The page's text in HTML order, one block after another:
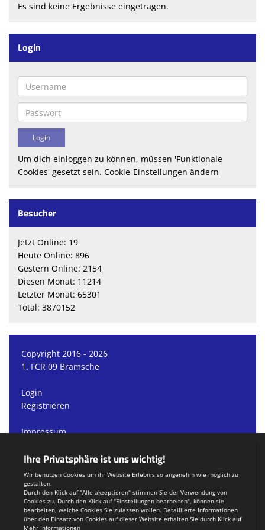
Es sind keine Ergebnisse eingetragen.
Login
Um dich einloggen zu können, müssen 'Funktionale
Cookies' gesetzt sein. Cookie-Einstellungen ändern
Besucher
Jetzt Online: 19
Heute Online: 896
Gestern Online: 2154
Diesen Monat: 11214
Letzter Monat: 65301
Total: 3870152
Copyright 2016 - 2026
1. FCR 09 Bramsche
Login
Registrieren
Impressum
Teamsports 2
Dein Sportverein online